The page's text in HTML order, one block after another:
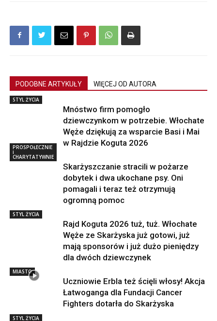
PODOBNE ARTYKUŁY WIĘCEJ OD AUTORA
STYL ŻYCIA
Mnóstwo firm pomogło
dziewczynkom w potrzebie. Włochate
Węże dziękują za wsparcie Basi i Mai
w Rajdzie Koguta 2026
PROSPOŁECZNIE
i
CHARYTATYWNIE
Skarżyszczanie stracili w pożarze
dobytek i dwa ukochane psy. Oni
pomagali i teraz też otrzymują
ogromną pomoc
STYL ŻYCIA
Rajd Koguta 2026 tuż, tuż. Włochate
Węże ze Skarżyska już gotowi, już
mają sponsorów i już dużo pieniędzy
dla dwóch dziewczynek
MIASTO
Uczniowie Erbla też ścięli włosy! Akcja
Łatwoganga dla Fundacji Cancer
Fighters dotarła do Skarżyska
STYL ŻYCIA